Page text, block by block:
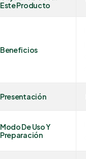
Este Producto
Beneficios
Presentación
Modo De Uso Y
Preparación